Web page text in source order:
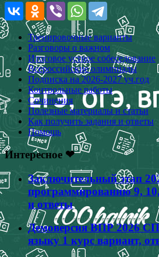
Тренировочные варианты
Разговоры о важном
Итоговое устное собеседование
Всероссийские олимпиады
Подписка на 2026-2027 уч.год
Контрольные работы
Сочинения
Полезные материалы и статьи
Как получить задания и ответы
Помощь
Интересное ❤
Заключительный этап
программированию 9,
и ответы
Демоверсия ВПР 2026
языку 1 курс вариант,